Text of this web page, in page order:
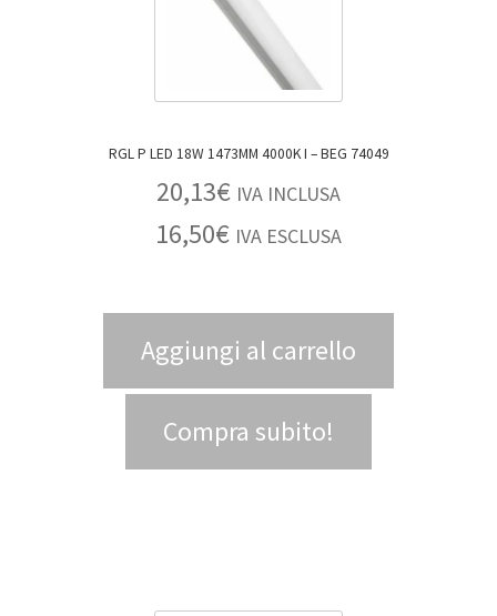
RGL P LED 18W 1473MM 4000K I – BEG 74049
20,13€ IVA INCLUSA
16,50€ IVA ESCLUSA
Aggiungi al carrello
Compra subito!